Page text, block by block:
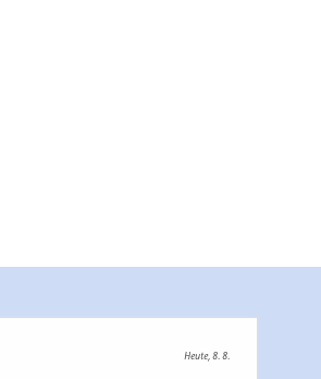
Heute, 8. 8.